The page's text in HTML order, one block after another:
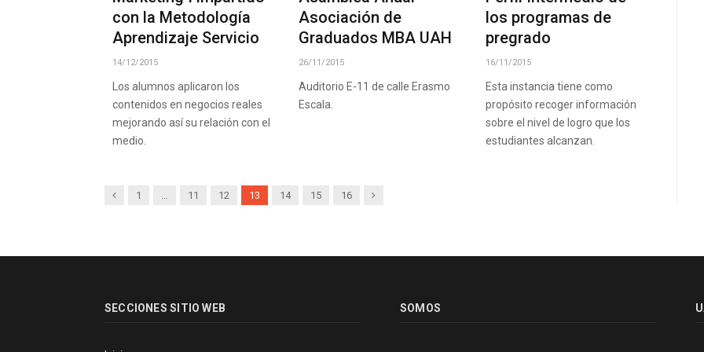
con la Metodología
Aprendizaje Servicio
14/12/2015
Los alumnos aplicaron los
contenidos en negocios reales
mejorando así su relación con el
medio.
Asociación de
Graduados MBA UAH
26/11/2015
Auditorio E-11 de calle Erasmo
Escala.
los programas de
pregrado
16/11/2015
Esta instancia tiene como
propósito recoger información
sobre el nivel de logro que los
estudiantes alcanzan.
Previous
1 … 11 12 13 14 15 16 Next
SECCIONES SITIO WEB SOMOS